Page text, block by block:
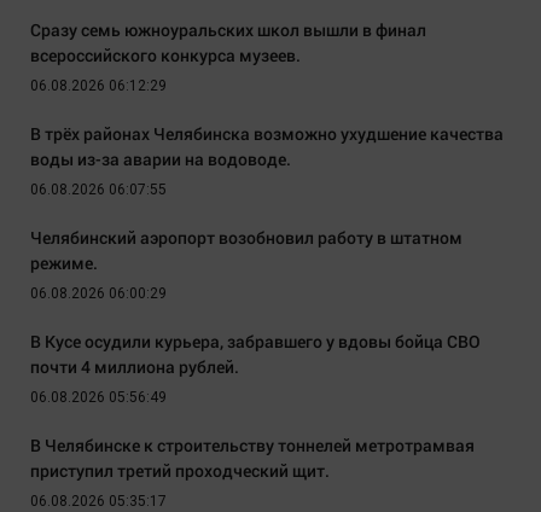
Сразу семь южноуральских школ вышли в финал
всероссийского конкурса музеев.
06.08.2026 06:12:29
В трёх районах Челябинска возможно ухудшение качества
воды из-за аварии на водоводе.
06.08.2026 06:07:55
Челябинский аэропорт возобновил работу в штатном
режиме.
06.08.2026 06:00:29
В Кусе осудили курьера, забравшего у вдовы бойца СВО
почти 4 миллиона рублей.
06.08.2026 05:56:49
В Челябинске к строительству тоннелей метротрамвая
приступил третий проходческий щит.
06.08.2026 05:35:17